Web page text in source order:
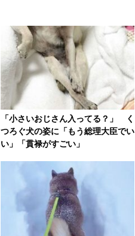
「小さいおじさん入ってる？」 く
つろぐ犬の姿に「もう総理大臣でい
い」「貫禄がすごい」